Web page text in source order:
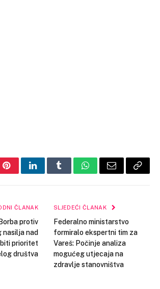
PinterestLinkedInTumblrWhatsApp
Email Copy
ČLANAK
protiv
nasilja nad
prioritet
društva
SLJEDEĆI ČLANAK
Federalno ministarstvo
formiralo ekspertni tim za
Vareš: Počinje analiza
mogućeg utjecaja na
zdravlje stanovništva